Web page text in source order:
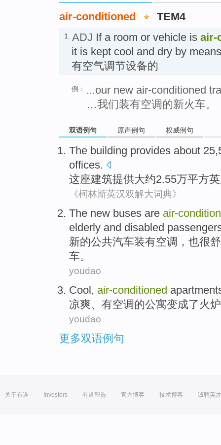
air-conditioned TEM4
1. ADJ If a room or vehicle is air-
it is kept cool and dry by
有空气调节设备的
例：
...our new air-conditioned
…我们装有空调的新火车。
双语例句 原声例句 权威例句
The building provides about
offices.
这座建筑提供大约2.55万平方
《柯林斯英汉双解大词典》
The new buses are air-
elderly and disabled
新的公共汽车装有空调，也很
车。
youdao
Cool, air-conditioned
凉爽、 有空调的公寓变成了 火炉
youdao
更多双语例句
关于有道 Investors 有道智选 官方博客 技术博客 诚聘英才